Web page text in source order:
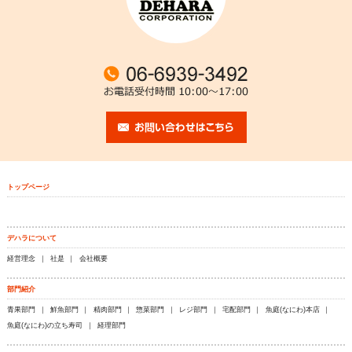
トップページ
デハラについて
経営理念 社是 会社概要
部門紹介
青果部門 鮮魚部門 精肉部門 惣菜部門 レジ部門 宅配部門
魚庭(なにわ)本店
魚庭(なにわ)の立ち寿司
経理部門